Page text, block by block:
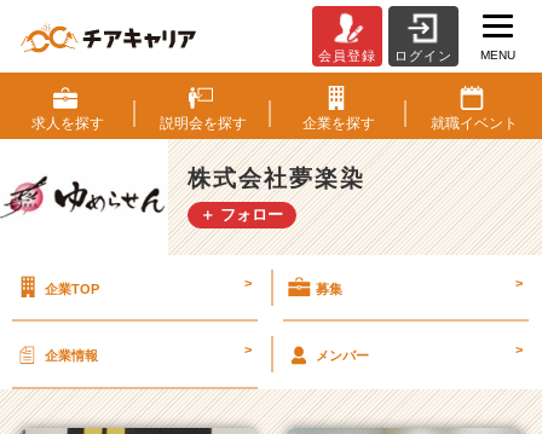
式
会
社
夢
楽
染
ム
ン
一
会員登録 ログイン MENU
求人を探す 説明会を探す 企業を探す 就職イベント
株式会社夢楽染
＋ フォロー
企業TOP > 募集 >
企業情報 > メンバー >